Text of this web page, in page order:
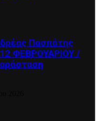
Πασπάτης
ΦΕΒΡΟΥΑΡΙΟΥ /